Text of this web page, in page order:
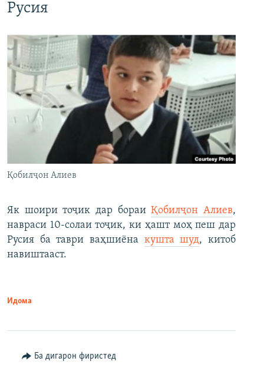
Русия
Қобилҷон Алиев
Як шоири тоҷик дар бораиҚобилҷон Алиев,
навраси 10-солаи тоҷик, ки ҳашт моҳ пеш дар
Русия ба таври ваҳшиёна кушта шуд, китоб
навиштааст.
Идома
Ба дигарон фиристед